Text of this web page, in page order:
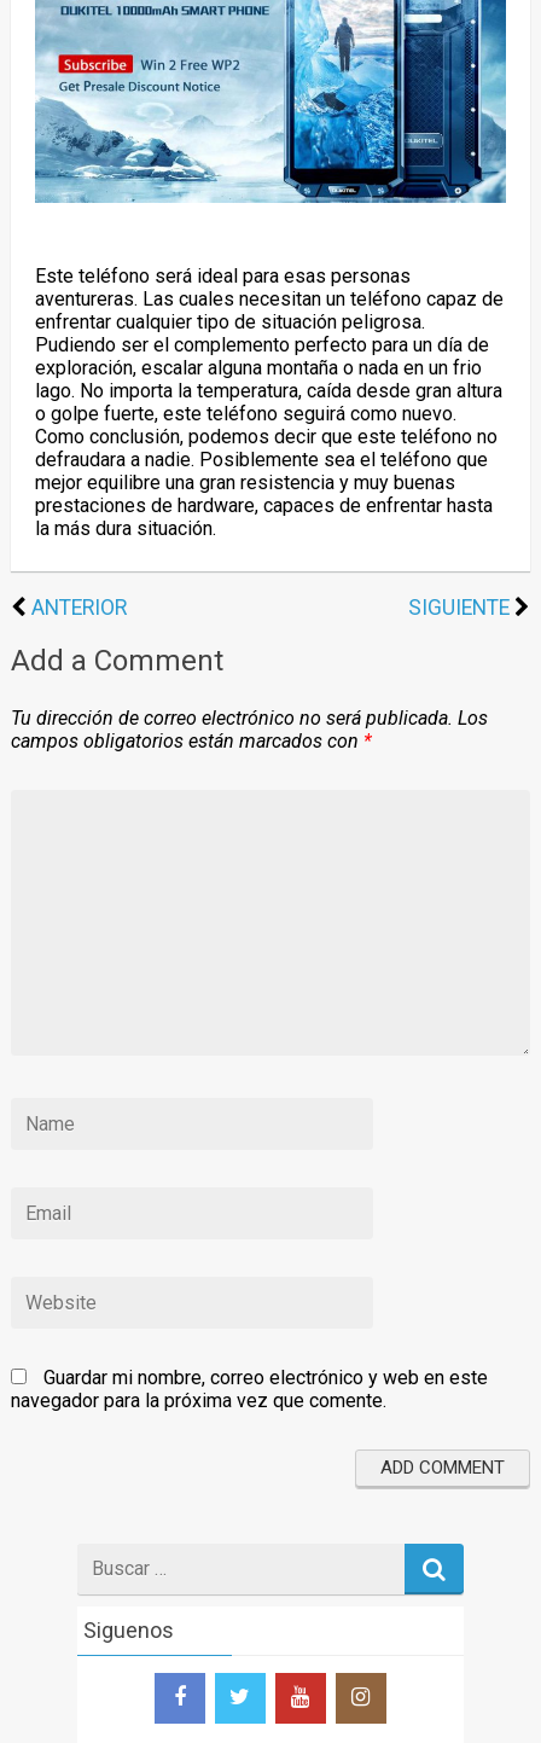
Este teléfono será ideal para esas personas
aventureras. Las cuales necesitan un teléfono capaz de
enfrentar cualquier tipo de situación peligrosa.
Pudiendo ser el complemento perfecto para un día de
exploración, escalar alguna montaña o nada en un frio
lago. No importa la temperatura, caída desde gran altura
o golpe fuerte, este teléfono seguirá como nuevo.
Como conclusión, podemos decir que este teléfono no
defraudara a nadie. Posiblemente sea el teléfono que
mejor equilibre una gran resistencia y muy buenas
prestaciones de hardware, capaces de enfrentar hasta
la más dura situación.
ANTERIOR SIGUIENTE
Add a Comment
Tu dirección de correo electrónico no será publicada. Los
campos obligatorios están marcados con *
Guardar mi nombre, correo electrónico y web en este
navegador para la próxima vez que comente.
for
Siguenos